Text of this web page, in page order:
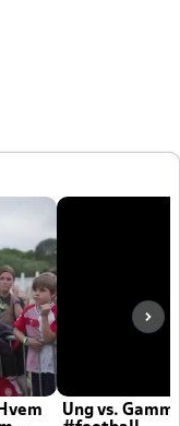
Ung vs.